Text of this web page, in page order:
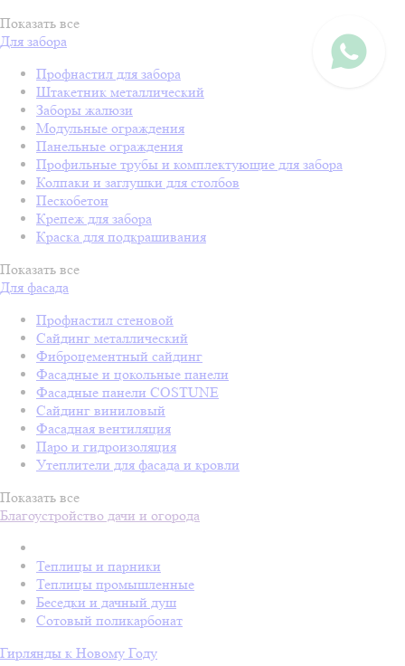
Показать все
Для забора
Профнастил для забора
Штакетник металлический
Заборы жалюзи
Модульные ограждения
Панельные ограждения
Профильные трубы и комплектующие для забора
Колпаки и заглушки для столбов
Пескобетон
Крепеж для забора
Краска для подкрашивания
Показать все
Для фасада
Профнастил стеновой
Сайдинг металлический
Фиброцементный сайдинг
Фасадные и цокольные панели
Фасадные панели COSTUNE
Сайдинг виниловый
Фасадная вентиляция
Паро и гидроизоляция
Утеплители для фасада и кровли
Показать все
Благоустройство дачи и огорода
Теплицы и парники
Теплицы промышленные
Беседки и дачный душ
Сотовый поликарбонат
Гирлянды к Новому Году